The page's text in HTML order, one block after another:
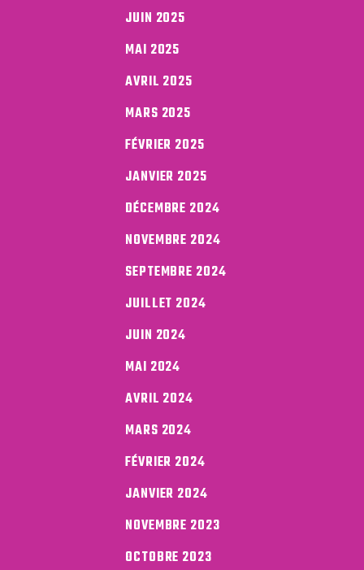
JUIN 2025
MAI 2025
AVRIL 2025
MARS 2025
FÉVRIER 2025
JANVIER 2025
DÉCEMBRE 2024
NOVEMBRE 2024
SEPTEMBRE 2024
JUILLET 2024
JUIN 2024
MAI 2024
AVRIL 2024
MARS 2024
FÉVRIER 2024
JANVIER 2024
NOVEMBRE 2023
OCTOBRE 2023